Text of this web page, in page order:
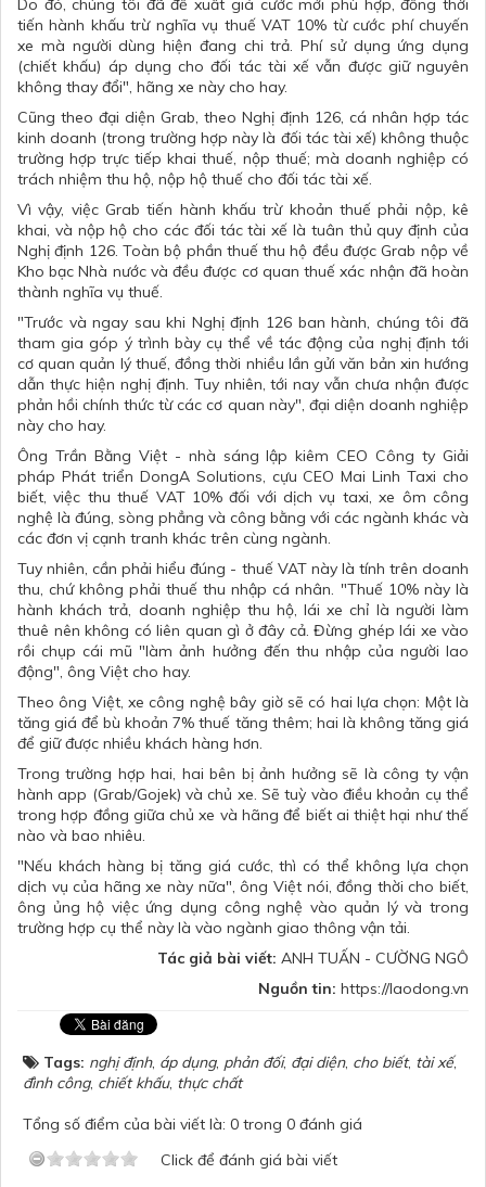
Do đó, chúng tôi đã đề xuất giá cước mới phù hợp, đồng thời
tiến hành khấu trừ nghĩa vụ thuế VAT 10% từ cước phí chuyến
xe mà người dùng hiện đang chi trả. ​Phí sử dụng ứng dụng
(chiết khấu) áp dụng cho đối tác tài xế vẫn được giữ nguyên
không thay đổi", hãng xe này cho hay.
Cũng theo đại diện Grab, theo Nghị định 126, cá nhân hợp tác
kinh doanh (trong trường hợp này là đối tác tài xế) không thuộc
trường hợp trực tiếp khai thuế, nộp thuế; mà doanh nghiệp có
trách nhiệm thu hộ, nộp hộ thuế cho đối tác tài xế.
Vì vậy, việc Grab tiến hành khấu trừ khoản thuế phải nộp, kê
khai, và nộp hộ cho các đối tác tài xế là tuân thủ quy định của
Nghị định 126. Toàn bộ phần thuế thu hộ đều được Grab nộp về
Kho bạc Nhà nước và đều được cơ quan thuế xác nhận đã hoàn
thành nghĩa vụ thuế.
"Trước và ngay sau khi Nghị định 126 ban hành, chúng tôi đã
tham gia góp ý trình bày cụ thể về tác động của nghị định tới
cơ quan quản lý thuế, đồng thời nhiều lần gửi văn bản xin hướng
dẫn thực hiện nghị định. Tuy nhiên, tới nay vẫn chưa nhận được
phản hồi chính thức từ các cơ quan này", đại diện doanh nghiệp
này cho hay.
Ông Trần Bằng Việt - nhà sáng lập kiêm CEO Công ty Giải
pháp Phát triển DongA Solutions, cựu CEO Mai Linh Taxi cho
biết, việc thu thuế VAT 10% đối với dịch vụ taxi, xe ôm công
nghệ là đúng, sòng phẳng và công bằng với các ngành khác và
các đơn vị cạnh tranh khác trên cùng ngành.
Tuy nhiên, cần phải hiểu đúng - thuế VAT này là tính trên doanh
thu, chứ không phải thuế thu nhập cá nhân. "Thuế 10% này là
hành khách trả, doanh nghiệp thu hộ, lái xe chỉ là người làm
thuê nên không có liên quan gì ở đây cả. Đừng ghép lái xe vào
rồi chụp cái mũ "làm ảnh hưởng đến thu nhập của người lao
động", ông Việt cho hay.
Theo ông Việt, xe công nghệ bây giờ sẽ có hai lựa chọn: Một là
tăng giá để bù khoản 7% thuế tăng thêm; hai là không tăng giá
để giữ được nhiều khách hàng hơn.
Trong trường hợp hai, hai bên bị ảnh hưởng sẽ là công ty vận
hành app (Grab/Gojek) và chủ xe. Sẽ tuỳ vào điều khoản cụ thể
trong hợp đồng giữa chủ xe và hãng để biết ai thiệt hại như thế
nào và bao nhiêu.
"Nếu khách hàng bị tăng giá cước, thì có thể không lựa chọn
dịch vụ của hãng xe này nữa", ông Việt nói, đồng thời cho biết,
ông ủng hộ việc ứng dụng công nghệ vào quản lý và trong
trường hợp cụ thể này là vào ngành giao thông vận tải.
Tác giả bài viết: ANH TUẤN - CƯỜNG NGÔ
Nguồn tin: https://laodong.vn
Tags: nghị định, áp dụng, phản đối, đại diện, cho biết, tài xế,
đình công, chiết khấu, thực chất
Tổng số điểm của bài viết là: 0 trong 0 đánh giá
Click để đánh giá bài viết